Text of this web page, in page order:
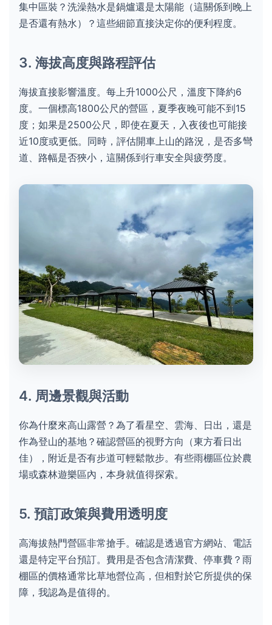
集中區裝？洗澡熱水是鍋爐還是太陽能（這關係到晚上
是否還有熱水）？這些細節直接決定你的便利程度。
3. 海拔高度與路程評估
海拔直接影響溫度。每上升1000公尺，溫度下降約6
度。一個標高1800公尺的營區，夏季夜晚可能不到15
度；如果是2500公尺，即使在夏天，入夜後也可能接
近10度或更低。同時，評估開車上山的路況，是否多彎
道、路幅是否狹小，這關係到行車安全與疲勞度。
4. 周邊景觀與活動
你為什麼來高山露營？為了看星空、雲海、日出，還是
作為登山的基地？確認營區的視野方向（東方看日出
佳），附近是否有步道可輕鬆散步。有些雨棚區位於農
場或森林遊樂區內，本身就值得探索。
5. 預訂政策與費用透明度
高海拔熱門營區非常搶手。確認是透過官方網站、電話
還是特定平台預訂。費用是否包含清潔費、停車費？雨
棚區的價格通常比草地營位高，但相對於它所提供的保
障，我認為是值得的。